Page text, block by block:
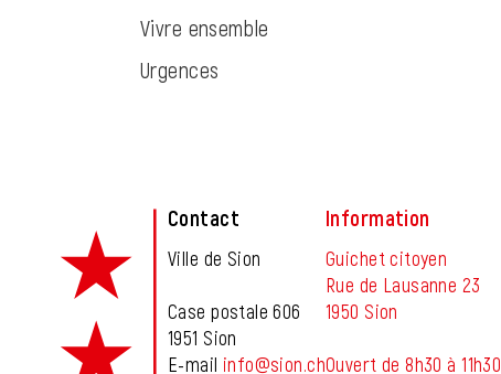
Vivre ensemble
Urgences
Contact
Ville de Sion
Case postale 606
1951 Sion
E-mail info@sion.ch
Information
Guichet citoyen
Rue de Lausanne 23
1950 Sion
Ouvert de 8h30 à 11h30